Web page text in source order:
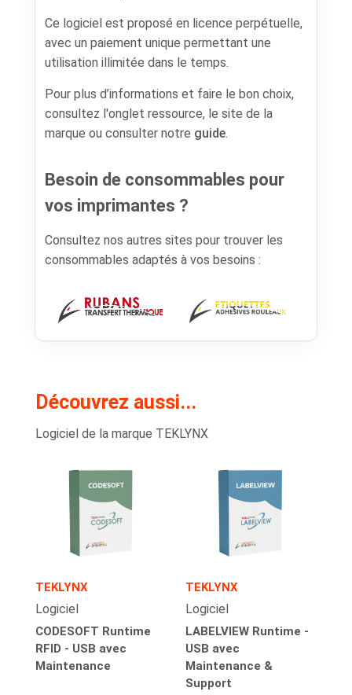
Ce logiciel est proposé en licence perpétuelle,
avec un paiement unique permettant une
utilisation illimitée dans le temps.
Pour plus d’informations et faire le bon choix,
consultez l'onglet ressource, le site de la
marque ou consulter notre guide.
Besoin de consommables pour
vos imprimantes ?
Consultez nos autres sites pour trouver les
consommables adaptés à vos besoins :
Découvrez aussi...
Logiciel de la marque TEKLYNX
TEKLYNX
Logiciel
CODESOFT Runtime
RFID - USB avec
Maintenance
TEKLYNX
Logiciel
LABELVIEW Runtime -
USB avec
Maintenance &
Support